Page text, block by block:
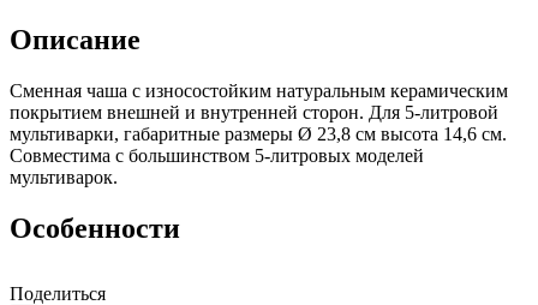
Описание
Сменная чаша с износостойким натуральным керамическим
покрытием внешней и внутренней сторон. Для 5-литровой
мультиварки, габаритные размеры Ø 23,8 см высота 14,6 см.
Совместима с большинством 5-литровых моделей
мультиварок.
Особенности
Поделиться